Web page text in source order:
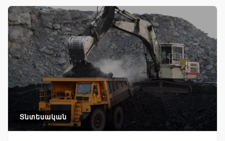
Տնտեսական